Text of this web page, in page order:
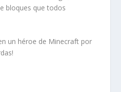
bloques que todos
un héroe de Minecraft por